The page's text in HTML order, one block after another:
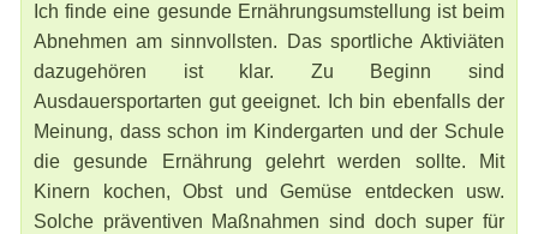
Ich finde eine gesunde Ernährungsumstellung ist beim
Abnehmen am sinnvollsten. Das sportliche Aktiviäten
dazugehören ist klar. Zu Beginn sind
Ausdauersportarten gut geeignet. Ich bin ebenfalls der
Meinung, dass schon im Kindergarten und der Schule
die gesunde Ernährung gelehrt werden sollte. Mit
Kinern kochen, Obst und Gemüse entdecken usw.
Solche präventiven Maßnahmen sind doch super für